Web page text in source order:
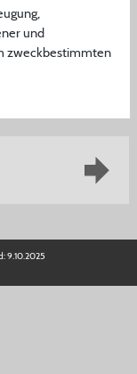
und
zweckbestimmten
9.10.2025